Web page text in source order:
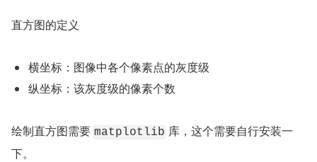
直方图的定义
横坐标：图像中各个像素点的灰度级
纵坐标：该灰度级的像素个数
绘制直方图需要 matplotlib 库，这个需要自行安装一
下。